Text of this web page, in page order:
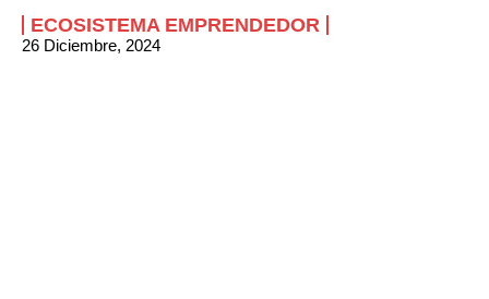
ECOSISTEMA EMPRENDEDOR
26 Diciembre, 2024